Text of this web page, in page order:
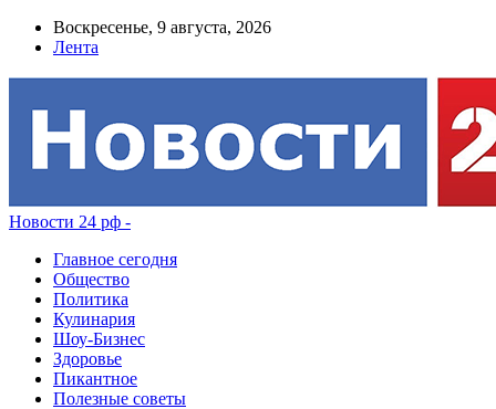
Воскресенье, 9 августа, 2026
Лента
Новости 24 рф -
Главное сегодня
Общество
Политика
Кулинария
Шоу-Бизнес
Здоровье
Пикантное
Полезные советы